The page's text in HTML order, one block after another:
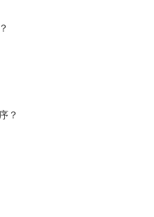
？